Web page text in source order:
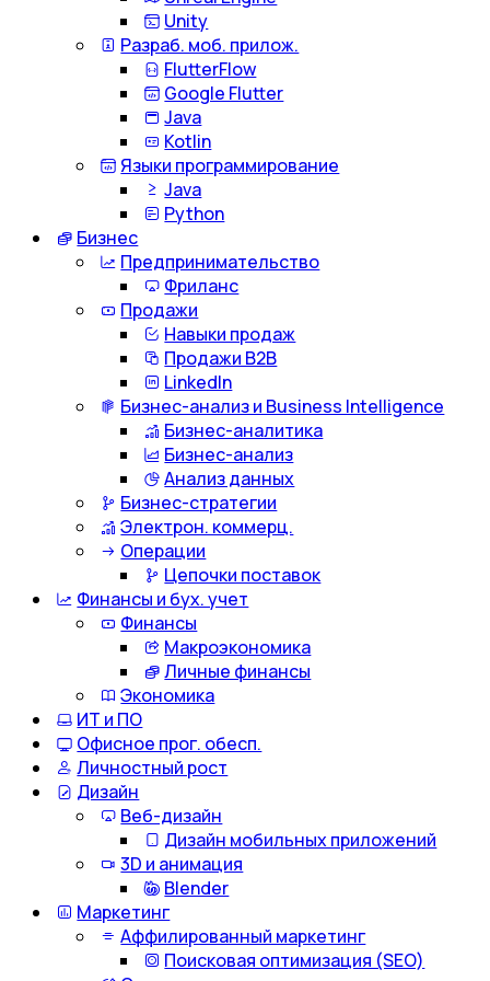
Unity
Разраб. моб. прилож.
FlutterFlow
Google Flutter
Java
Kotlin
Языки программирование
Java
Python
Бизнес
Предпринимательство
Фриланс
Продажи
Навыки продаж
Продажи B2B
LinkedIn
Бизнес-анализ и Business Intelligence
Бизнес-аналитика
Бизнес-анализ
Анализ данных
Бизнес-стратегии
Электрон. коммерц.
Операции
Цепочки поставок
Финансы и бух. учет
Финансы
Макроэкономика
Личные финансы
Экономика
ИТ и ПО
Офисное прог. обесп.
Личностный рост
Дизайн
Веб-дизайн
Дизайн мобильных приложений
3D и анимация
Blender
Маркетинг
Аффилированный маркетинг
Поисковая оптимизация (SEO)